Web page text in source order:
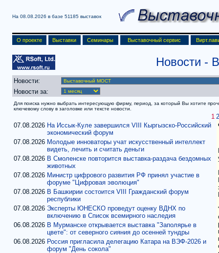
На 08.08.2026 в базе 51185 выставок
О проекте Выставки Семинары Выставочный сервис
Новости -
Новости:
Новости за:
Для поиска нужно выбрать интересующую фирму, период, за который Вы хотите
ключевому слову в заголовке или тексте новости.
1 2
07.08.2026 На Иссык-Куле завершился VIII Кыргызско-Российский
экономический форум
07.08.2026 Молодые инноваторы учат искусственный интеллект
видеть, лечить и считать деньги
07.08.2026 В Смоленске повторится выставка-раздача бездомных
животных
07.08.2026 Министр цифрового развития РФ принял участие в
форуме "Цифровая эволюция"
07.08.2026 В Башкирии состоится VIII Гражданский форум
республики
07.08.2026 Эксперты ЮНЕСКО проведут оценку ВДНХ по
включению в Список всемирного наследия
06.08.2026 В Мурманске открывается выставка "Заполярье в
цвете": от северного сияния до осенней тундры
06.08.2026 Россия пригласила делегацию Катара на ВЭФ-2026 и
форум "День сокола"